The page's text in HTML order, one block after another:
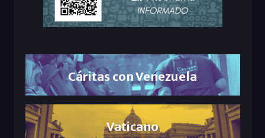
Cáritas con Venezuela
Vaticano